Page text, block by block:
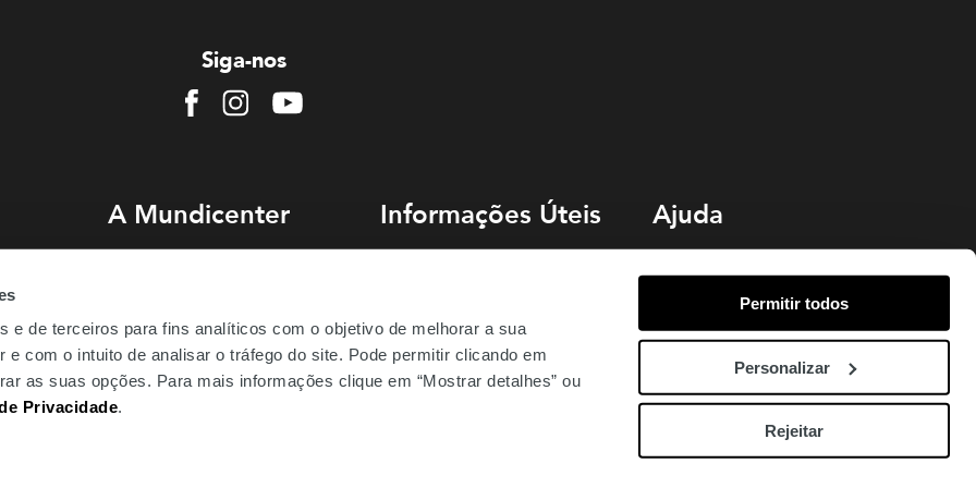
e de terceiros para fins analíticos com o objetivo de melhorar a sua
e com o intuito de analisar o tráfego do site. Pode permitir clicando em
as suas opções. Para mais informações clique em “Mostrar detalhes” ou
Privacidade.
Permitir todos
Personalizar
Rejeitar
Siga-nos
FacebookInstagramYoutube
A Mundicenter
Emprego
Be.Mundicenter
Informações Úteis
Perguntas Frequentes
Ajuda
Livro de Reclamações
Termos e Condições
Política de Cookies